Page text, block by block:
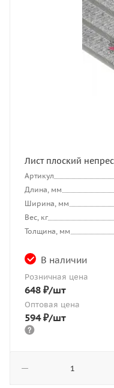
Лист плоский
Артикул
Длина, мм
Ширина, мм
Вес, кг
Толщина, мм
В наличии
Розничная цена
648 ₽/шт
Оптовая цена
594₽/шт